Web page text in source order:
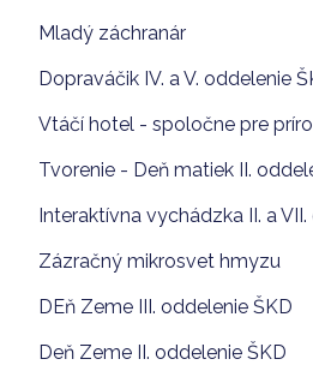
Mladý záchranár
Dopraváčik IV. a V. oddelenie
Vtáčí hotel - spoločne pre
Tvorenie - Deň matiek II.
Interaktívna vychádzka II. a
Zázračný mikrosvet hmyzu
DEň Zeme III. oddelenie ŠKD
Deň Zeme II. oddelenie ŠKD